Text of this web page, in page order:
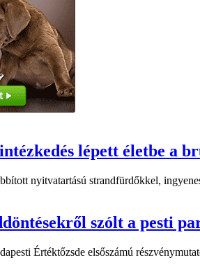
intézkedés lépett életbe a
nyitvatartású strandfürdőkkel,
szólt a pesti
Értéktőzsde elsőszámú